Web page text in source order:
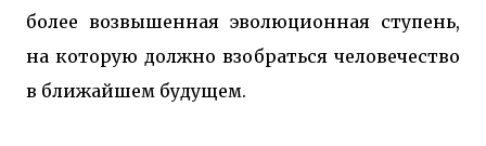
более возвышенная эволюционная ступень,
на которую должно взобраться человечество
в ближайшем будущем.